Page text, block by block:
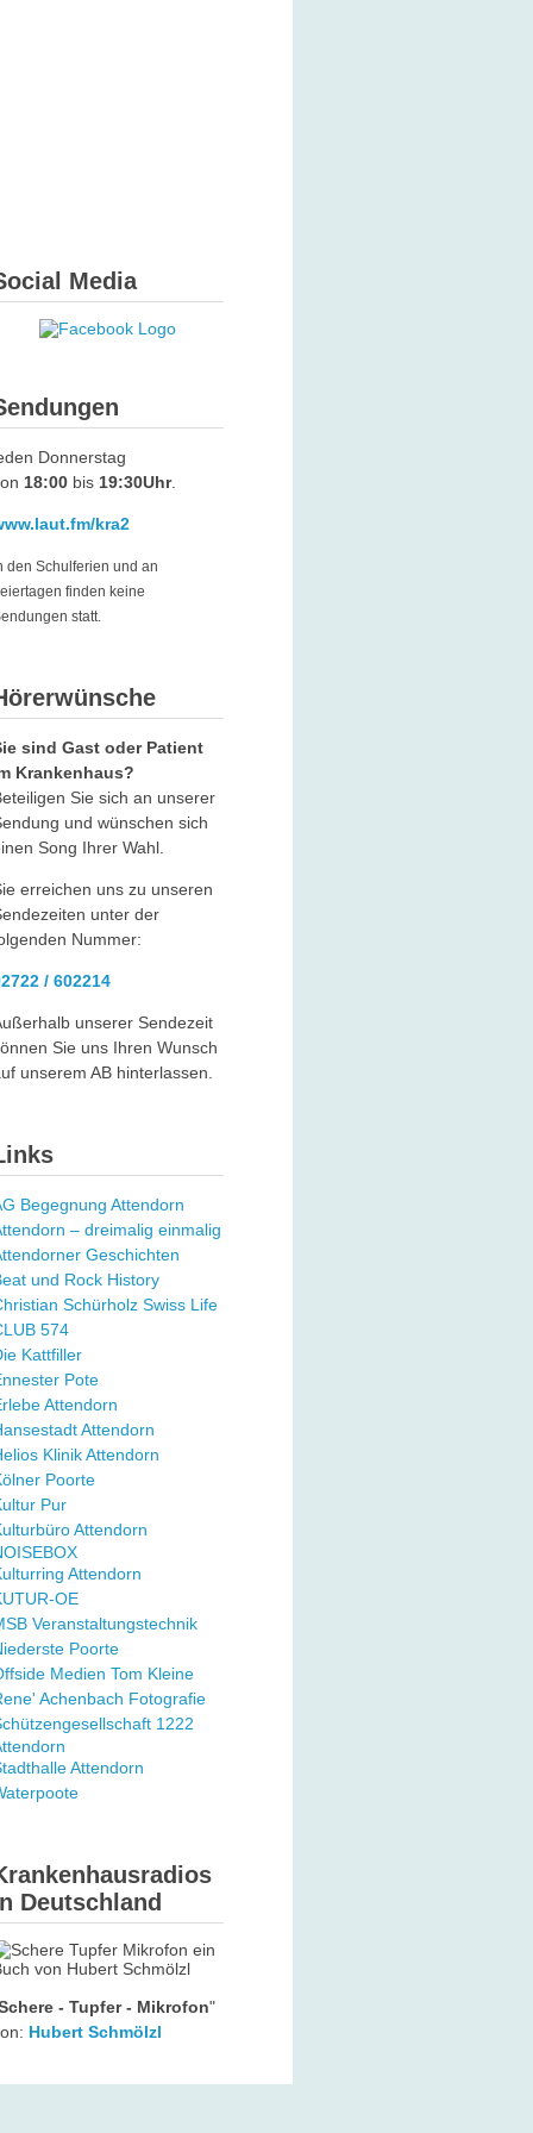
Media
Donnerstag
18:00 bis 19:30Uhr.
kra2
den Schulferien und an
finden keine
statt.
sind Gast oder Patient
Krankenhaus?
Sie sich an unserer
und wünschen sich
Song Ihrer Wahl.
erreichen uns zu unseren
unter der
Nummer:
/ 602214
unserer Sendezeit
Sie uns Ihren Wunsch
unserem AB hinterlassen.
Begegnung Attendorn
– dreimalig einmalig
Geschichten
und Rock History
Schürholz Swiss Life
574
Kattfiller
Pote
Attendorn
Attendorn
Klinik Attendorn
Poorte
Pur
Attendorn
Attendorn
OE
Veranstaltungstechnik
Poorte
Medien Tom Kleine
Achenbach Fotografie
1222
Attendorn
Deutschland
- Tupfer - Mikrofon"
Hubert Schmölzl